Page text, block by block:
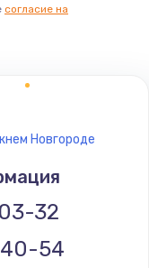
согласие на
Новгороде
32
54